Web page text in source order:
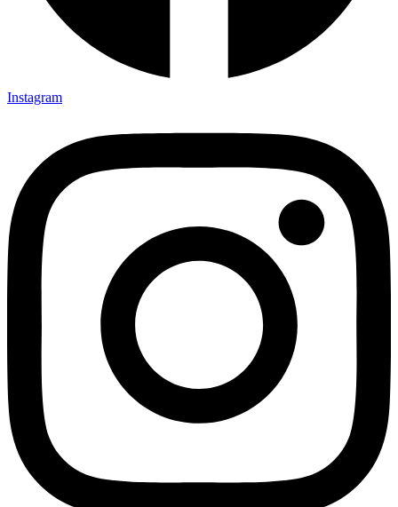
Instagram